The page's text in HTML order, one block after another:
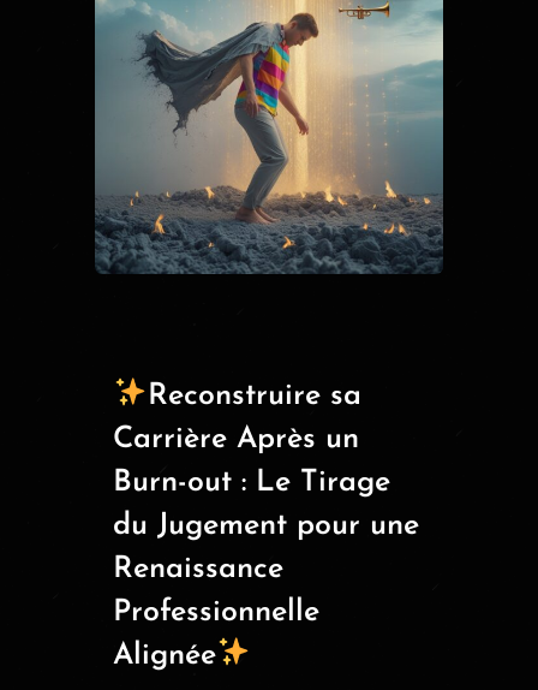
Reconstruire sa
Carrière Après un
Burn-out : Le Tirage
du Jugement pour une
Renaissance
Professionnelle
Alignée